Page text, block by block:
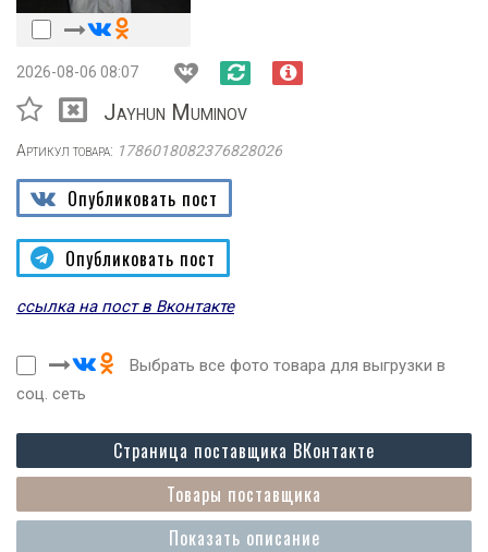
2026-08-06 08:07
Jayhun Muminov
Артикул товара: 1786018082376828026
Опубликовать пост
Опубликовать пост
ссылка на пост в Вконтакте
Выбрать все фото товара для выгрузки в
соц. сеть
Показать описание
Товары поставщика
Страница поставщика ВКонтакте